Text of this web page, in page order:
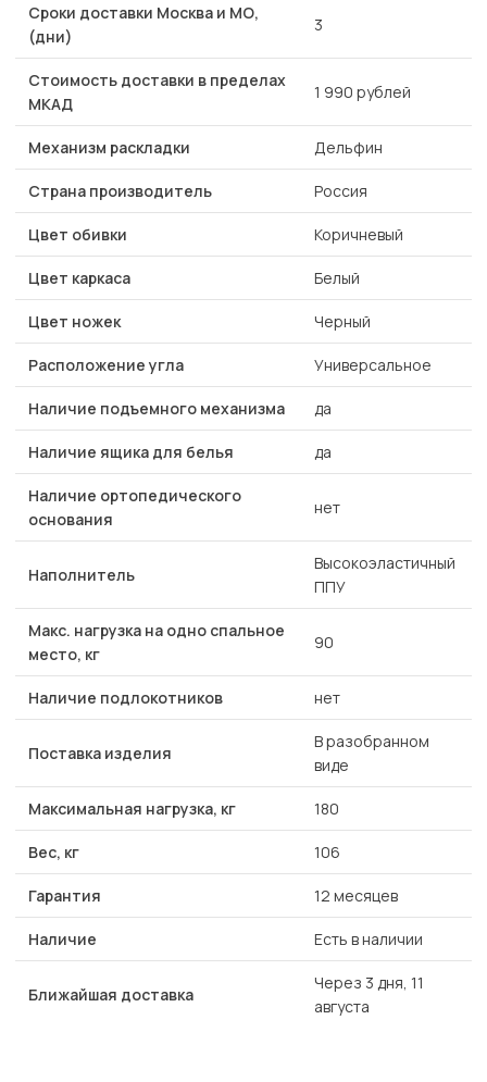
Сроки доставки Москва и МО,
(дни)
3
Стоимость доставки в пределах
МКАД
1 990 рублей
Механизм раскладки Дельфин
Страна производитель Россия
Цвет обивки Коричневый
Цвет каркаса Белый
Цвет ножек Черный
Расположение угла Универсальное
Наличие подъемного механизма да
Наличие ящика для белья да
Наличие ортопедического
основания
нет
Наполнитель
Высокоэластичный
ППУ
Макс. нагрузка на одно спальное
место, кг
90
Наличие подлокотников нет
Поставка изделия
В разобранном
виде
Максимальная нагрузка, кг 180
Вес, кг 106
Гарантия 12 месяцев
Наличие Есть в наличии
Ближайшая доставка
Через 3 дня, 11
августа